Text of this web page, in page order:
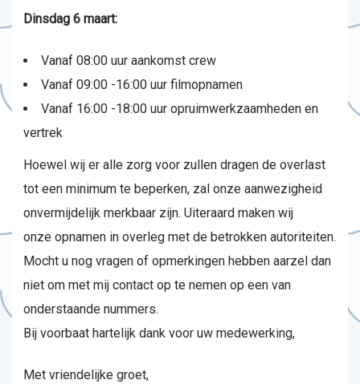
Dinsdag 6 maart:
Vanaf 08:00 uur aankomst crew
Vanaf 09:00 -16:00 uur filmopnamen
Vanaf 16:00 -18:00 uur opruimwerkzaamheden en
vertrek
Hoewel wij er alle zorg voor zullen dragen de overlast
tot een minimum te beperken, zal onze aanwezigheid
onvermijdelijk merkbaar zijn. Uiteraard maken wij
onze opnamen in overleg met de betrokken autoriteiten.
Mocht u nog vragen of opmerkingen hebben aarzel dan
niet om met mij contact op te nemen op een van
onderstaande nummers.
Bij voorbaat hartelijk dank voor uw medewerking,
Met vriendelijke groet,